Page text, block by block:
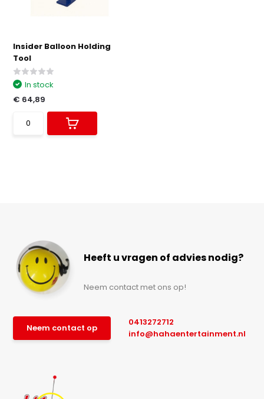
Insider Balloon Holding
Tool
In stock
€ 64,89
Heeft u vragen of advies nodig?
Neem contact met ons op!
Neem contact op
0413272712
info@hahaentertainment.nl